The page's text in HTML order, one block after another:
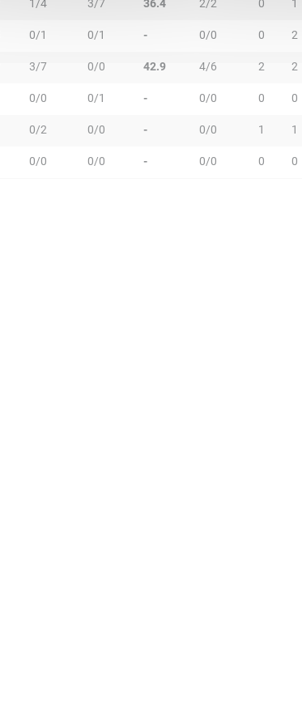
1/4 3/7 36.4 2/2 0 1
0/1 0/1 - 0/0 0 2
3/7 0/0 42.9 4/6 2 2
0/0 0/1 - 0/0 0 0
0/2 0/0 - 0/0 1 1
0/0 0/0 - 0/0 0 0